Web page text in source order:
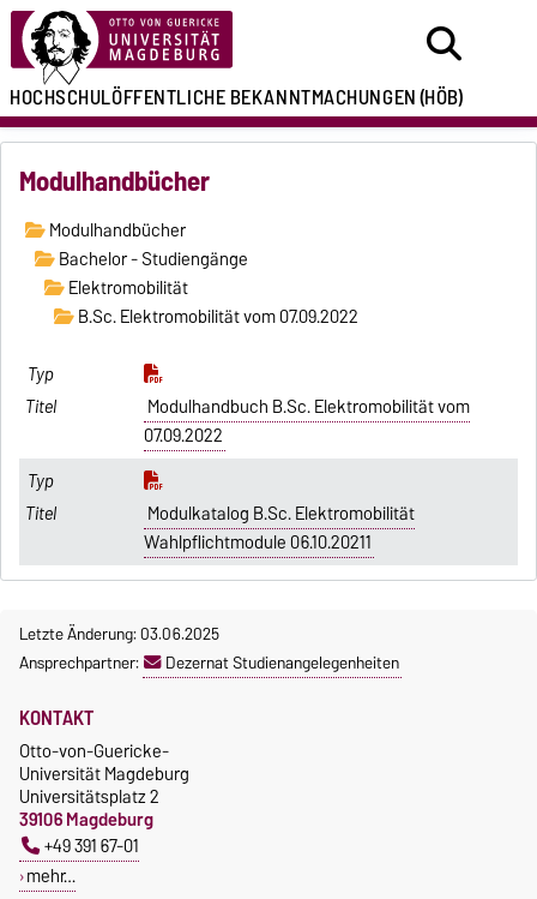
HOCHSCHULÖFFENTLICHEBEKANNTMACHUNGEN(HÖB)
Modulhandbücher
Modulhandbücher
Bachelor - Studiengänge
Elektromobilität
B.Sc. Elektromobilität vom 07.09.2022
Modulhandbuch B.Sc. Elektromobilität vom
07.09.2022
Modulkatalog B.Sc. Elektromobilität
Wahlpflichtmodule 06.10.20211
Letzte Änderung: 03.06.2025
Ansprechpartner:
Dezernat Studienangelegenheiten
KONTAKT
Otto-von-Guericke-
Universität Magdeburg
Universitätsplatz 2
39106 Magdeburg
+49 391 67-01
mehr…